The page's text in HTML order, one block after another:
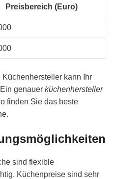
Preisbereich (Euro)
kann Ihr
genauer küchenhersteller
finden Sie das beste
sind flexible
Küchenpreise sind sehr